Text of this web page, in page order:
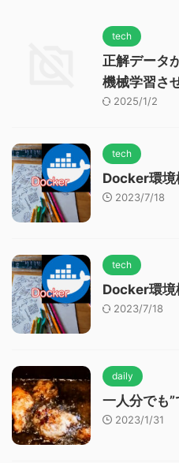
tech
正解データ
機械学習さ
2025/1/2
tech
Docker環
2023/7/18
tech
Docker環境
2023/7/18
daily
一人分でも
2023/1/31